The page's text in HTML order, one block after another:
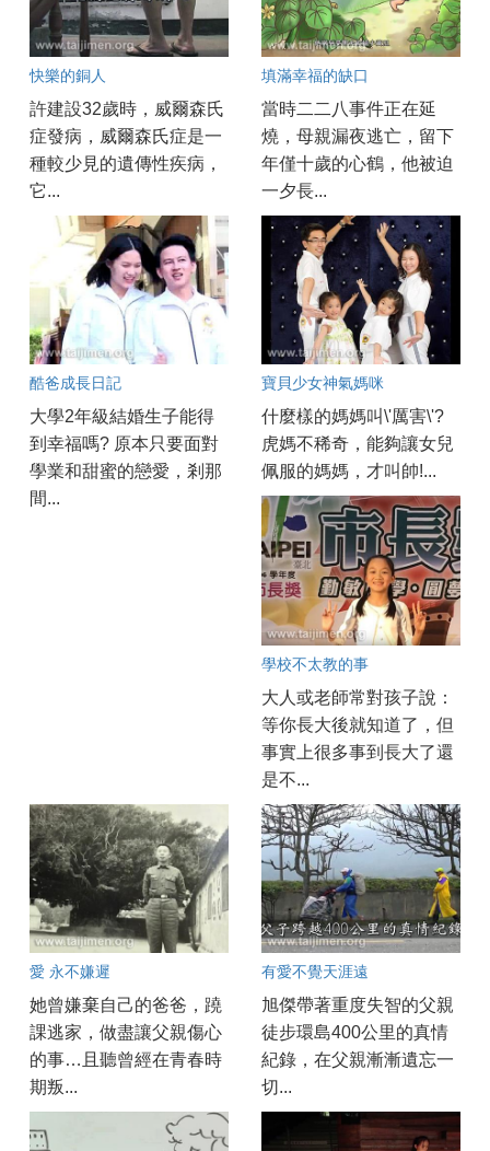
快樂的銅人
許建設32歲時，威爾森氏
症發病，威爾森氏症是一
種較少見的遺傳性疾病，
它...
填滿幸福的缺口
當時二二八事件正在延
燒，母親漏夜逃亡，留下
年僅十歲的心鶴，他被迫
一夕長...
酷爸成長日記
大學2年級結婚生子能得
到幸福嗎? 原本只要面對
學業和甜蜜的戀愛，剎那
間...
寶貝少女神氣媽咪
什麼樣的媽媽叫\'厲害\'?
虎媽不稀奇，能夠讓女兒
佩服的媽媽，才叫帥!...
學校不太教的事
大人或老師常對孩子說：
等你長大後就知道了，但
事實上很多事到長大了還
是不...
愛 永不嫌遲
她曾嫌棄自己的爸爸，蹺
課逃家，做盡讓父親傷心
的事…且聽曾經在青春時
期叛...
有愛不覺天涯遠
旭傑帶著重度失智的父親
徒步環島400公里的真情
紀錄，在父親漸漸遺忘一
切...